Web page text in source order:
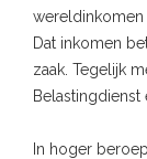
wereldinkomen
Dat inkomen
zaak. Tegelijk
In hoger